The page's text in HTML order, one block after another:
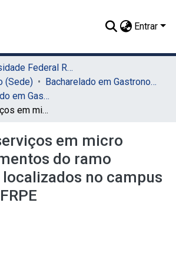
Entrar
01. Universidade Federal Rural de Pernambuco - UFRPE (Sede)
(Sede)
Bacharelado em Gastronomia (Sede)
TCC - Bacharelado em Gastronomia (Sede)
Gestão de serviços em micro empreendimentos do ramo alimentício localizados no campus Recife da UFRPE
em micro
do ramo
no campus